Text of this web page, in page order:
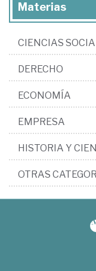
Materias
CIENCIAS
DERECHO
ECONOMÍA
EMPRESA
HISTORIA Y
OTRAS